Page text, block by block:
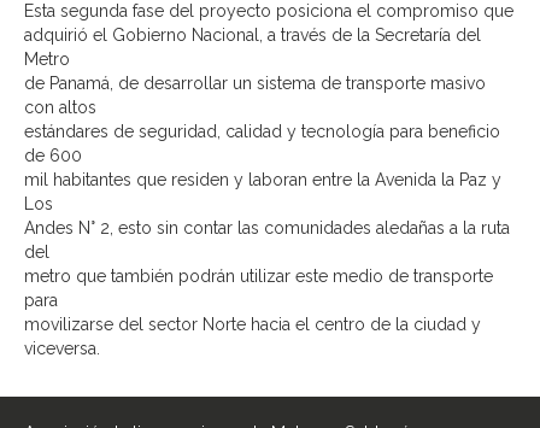
Esta segunda fase del proyecto posiciona el compromiso que
adquirió el Gobierno Nacional, a través de la Secretaría del
Metro
de Panamá, de desarrollar un sistema de transporte masivo
con altos
estándares de seguridad, calidad y tecnología para beneficio
de 600
mil habitantes que residen y laboran entre la Avenida la Paz y
Los
Andes N° 2, esto sin contar las comunidades aledañas a la ruta
del
metro que también podrán utilizar este medio de transporte
para
movilizarse del sector Norte hacia el centro de la ciudad y
viceversa.